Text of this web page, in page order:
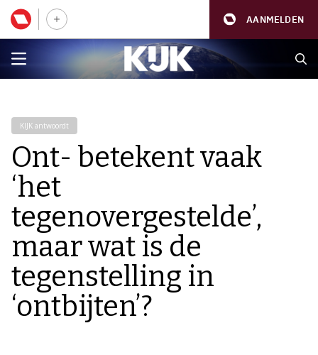
AANMELDEN
KIJK antwoordt
Ont- betekent vaak
‘het
tegenovergestelde’,
maar wat is de
tegenstelling in
‘ontbijten’?